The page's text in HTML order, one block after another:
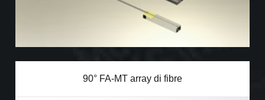
90° FA-MT array di fibre